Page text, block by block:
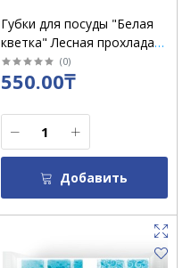
Губки для посуды "Белая
кветка" Лесная прохлада
/0205 /уп 4 шт
(0)
550.00₸
Добавить